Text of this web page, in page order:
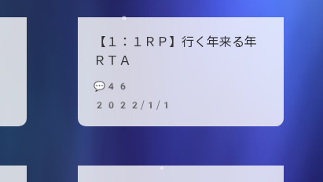
【１：１ＲＰ】行く年来る年
ＲＴＡ
💬46
2022/1/1